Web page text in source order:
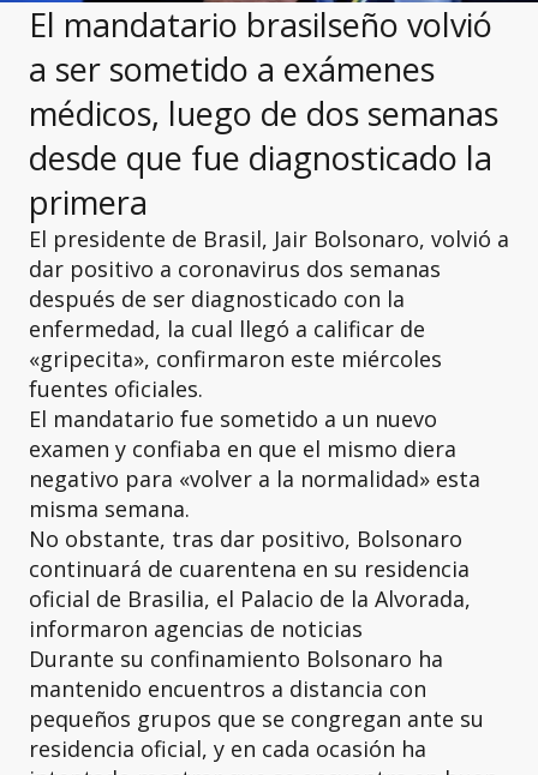
El mandatario brasilseño volvió
a ser sometido a exámenes
médicos, luego de dos semanas
desde que fue diagnosticado la
primera
El presidente de Brasil, Jair Bolsonaro, volvió a
dar positivo a coronavirus dos semanas
después de ser diagnosticado con la
enfermedad, la cual llegó a calificar de
«gripecita», confirmaron este miércoles
fuentes oficiales.
El mandatario fue sometido a un nuevo
examen y confiaba en que el mismo diera
negativo para «volver a la normalidad» esta
misma semana.
No obstante, tras dar positivo, Bolsonaro
continuará de cuarentena en su residencia
oficial de Brasilia, el Palacio de la Alvorada,
informaron agencias de noticias
Durante su confinamiento Bolsonaro ha
mantenido encuentros a distancia con
pequeños grupos que se congregan ante su
residencia oficial, y en cada ocasión ha